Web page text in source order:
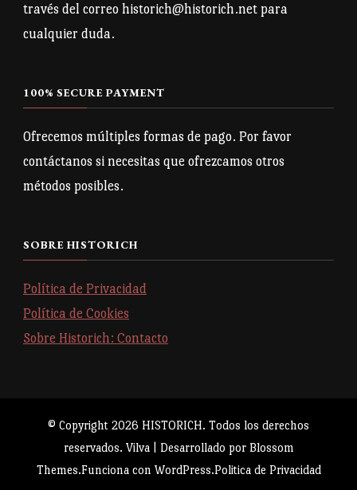
través del correo historich@historich.net para
cualquier duda.
100% SECURE PAYMENT
Ofrecemos múltiples formas de pago. Por favor
contáctanos si necesitas que ofrezcamos otros
métodos posibles.
SOBRE HISTORICH
Política de Privacidad
Política de Cookies
Sobre Historich: Contacto
© Copyright 2026 HISTORICH. Todos los derechos
reservados. Vilva | Desarrollado por Blossom
Themes.Funciona con WordPress.Politica de Privacidad